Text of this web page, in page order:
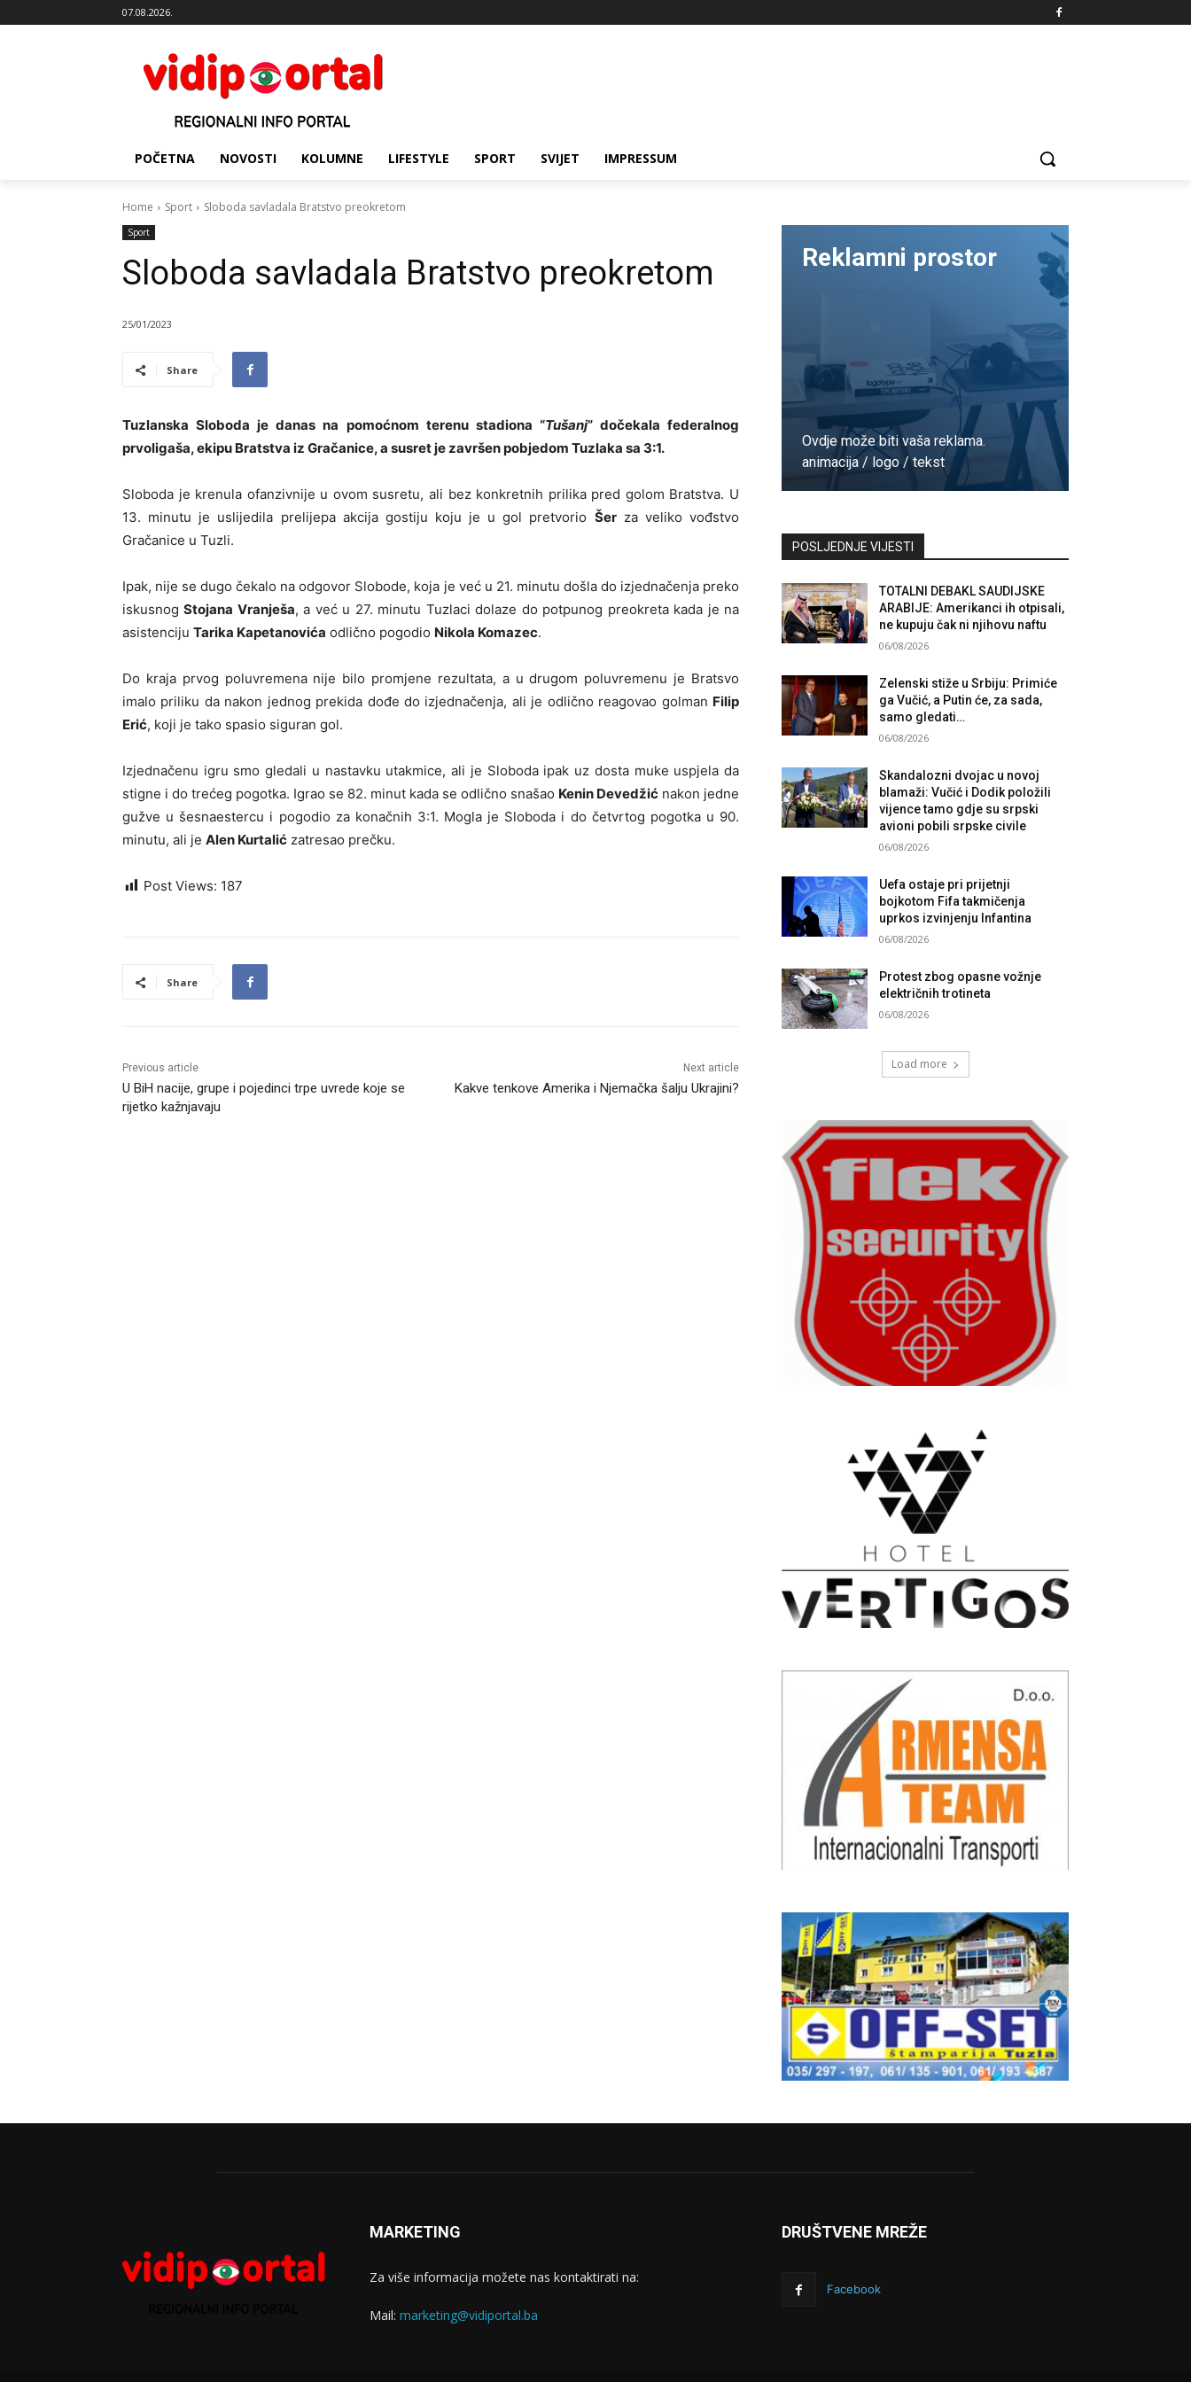
07.08.2026.
POČETNA NOVOSTI KOLUMNE LIFESTYLE SPORT SVIJET IMPRESSUM
Home Sport Sloboda savladala Bratstvo preokretom
Sport
Sloboda savladala Bratstvo preokretom
25/01/2023
Share
Tuzlanska Sloboda je danas na pomoćnom terenu stadiona “Tušanj” dočekala federalnog
prvoligaša, ekipu Bratstva iz Gračanice, a susret je završen pobjedom Tuzlaka sa 3:1.
Sloboda je krenula ofanzivnije u ovom susretu, ali bez konkretnih prilika pred golom Bratstva. U
13. minutu je uslijedila prelijepa akcija gostiju koju je u gol pretvorio Šerza veliko vođstvo
Gračanice u Tuzli.
Ipak, nije se dugo čekalo na odgovor Slobode, koja je već u 21. minutu došla do izjednačenja preko
iskusnogStojana Vranješa, a već u 27. minutu Tuzlaci dolaze do potpunog preokreta kada je na
asistenciju Tarika Kapetanovića odlično pogodio Nikola Komazec.
Do kraja prvog poluvremena nije bilo promjene rezultata, a u drugom poluvremenu je Bratsvo
imalo priliku da nakon jednog prekida dođe do izjednačenja, ali je odlično reagovao golman Filip
Erić, koji je tako spasio siguran gol.
Izjednačenu igru smo gledali u nastavku utakmice, ali je Sloboda ipak uz dosta muke uspjela da
stigne i do trećeg pogotka. Igrao se 82. minut kada se odlično snašao Kenin Devedžić nakon jedne
gužve u šesnaestercu i pogodio za konačnih 3:1. Mogla je Sloboda i do četvrtog pogotka u 90.
minutu, ali je Alen Kurtalić zatresao prečku.
Post Views: 187
Share
Previous article
U BiH nacije, grupe i pojedinci trpe uvrede koje se
rijetko kažnjavaju
Next article
Kakve tenkove Amerika i Njemačka šalju Ukrajini?
Reklamni prostor
Ovdje može biti vaša reklama.
animacija / logo / tekst
POSLJEDNJE VIJESTI
TOTALNI DEBAKL SAUDIJSKE
ARABIJE: Amerikanci ih otpisali,
ne kupuju čak ni njihovu naftu
06/08/2026
Zelenski stiže u Srbiju: Primiće
ga Vučić, a Putin će, za sada,
samo gledati…
06/08/2026
Skandalozni dvojac u novoj
blamaži: Vučić i Dodik položili
vijence tamo gdje su srpski
avioni pobili srpske civile
06/08/2026
Uefa ostaje pri prijetnji
bojkotom Fifa takmičenja
uprkos izvinjenju Infantina
06/08/2026
Protest zbog opasne vožnje
električnih trotineta
06/08/2026
Load more
MARKETING
Za više informacija možete nas kontaktirati na:
Mail: marketing@vidiportal.ba
DRUŠTVENE MREŽE
Facebook